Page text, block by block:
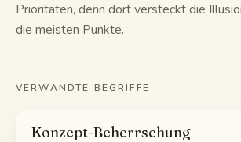
Prioritäten, denn dort versteckt die
die meisten Punkte.
VERWANDTE BEGRIFFE
Konzept-Beherrschung